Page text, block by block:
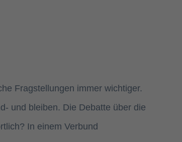
Fragstellungen immer wichtiger.
und bleiben. Die Debatte über die
In einem Verbund